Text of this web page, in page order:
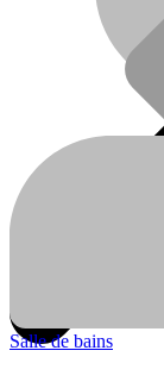
Salle de bains